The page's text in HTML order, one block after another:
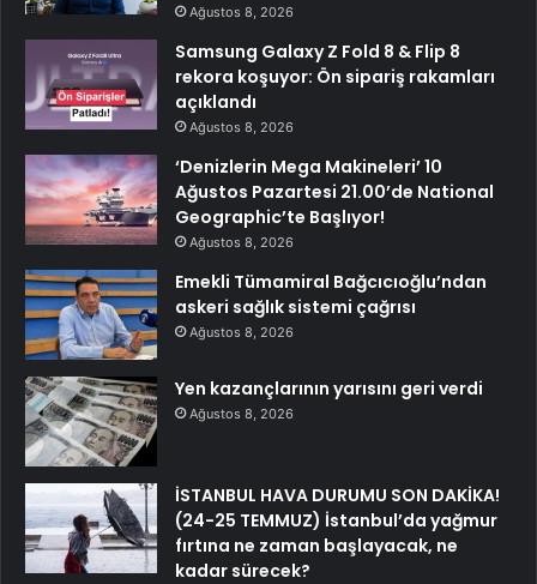
Ağustos 8, 2026
Samsung Galaxy Z Fold 8 & Flip 8
rekora koşuyor: Ön sipariş rakamları
açıklandı
Ağustos 8, 2026
‘Denizlerin Mega Makineleri’ 10
Ağustos Pazartesi 21.00’de National
Geographic’te Başlıyor!
Ağustos 8, 2026
Emekli Tümamiral Bağcıcıoğlu’ndan
askeri sağlık sistemi çağrısı
Ağustos 8, 2026
Yen kazançlarının yarısını geri verdi
Ağustos 8, 2026
İSTANBUL HAVA DURUMU SON DAKİKA!
(24-25 TEMMUZ) İstanbul’da yağmur
fırtına ne zaman başlayacak, ne
kadar sürecek?